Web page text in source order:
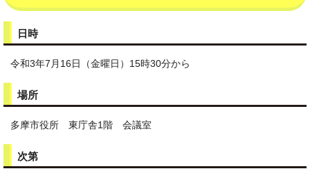
日時
令和3年7月16日（金曜日）15時30分から
場所
多摩市役所 東庁舎1階 会議室
次第